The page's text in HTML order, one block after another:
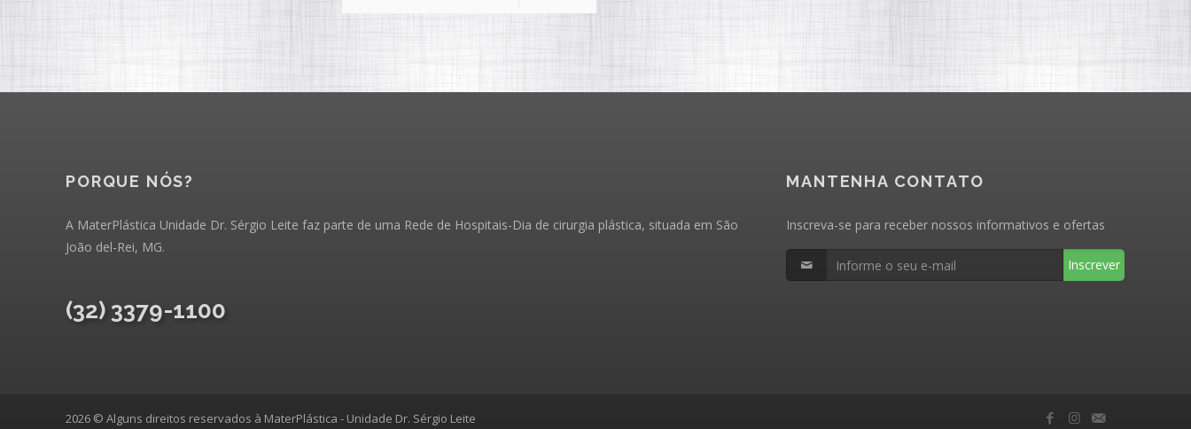
PORQUE NÓS?
A MaterPlástica Unidade Dr. Sérgio Leite faz parte de uma Rede de Hospitais-Dia de cirurgia plástica, situada em São
João del-Rei, MG.
(32) 3379-1100
MANTENHA CONTATO
Inscreva-se para receber nossos informativos e ofertas
Inscrever
2026 © Alguns direitos reservados à MaterPlástica - Unidade Dr. Sérgio Leite